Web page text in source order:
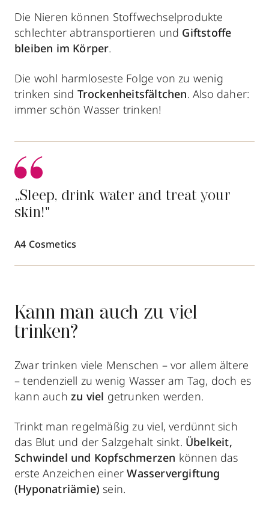
Die Nieren können Stoffwechselprodukte
schlechter abtransportieren und Giftstoffe
bleiben im Körper.
Die wohl harmloseste Folge von zu wenig
trinken sind Trockenheitsfältchen. Also daher:
immer schön Wasser trinken!
„Sleep, drink water and treat your
skin!"
A4 Cosmetics
Kann man auch zu viel
trinken?
Zwar trinken viele Menschen – vor allem ältere
– tendenziell zu wenig Wasser am Tag, doch es
kann auch zu viel getrunken werden.
Trinkt man regelmäßig zu viel, verdünnt sich
das Blut und der Salzgehalt sinkt. Übelkeit,
Schwindel und Kopfschmerzen können das
erste Anzeichen einerWasservergiftung
(Hyponatriämie) sein.